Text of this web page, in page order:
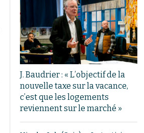
J. Baudrier : « L’objectif de la
nouvelle taxe sur la vacance,
c’est que les logements
reviennent sur le marché »